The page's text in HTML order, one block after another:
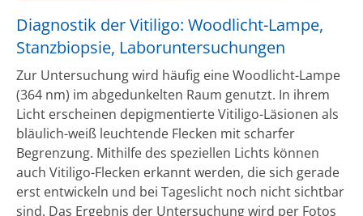
Diagnostik der Vitiligo: Woodlicht-Lampe,
Stanzbiopsie, Laboruntersuchungen
Zur Untersuchung wird häufig eine Woodlicht-Lampe
(364 nm) im abgedunkelten Raum genutzt. In ihrem
Licht erscheinen depigmentierte Vitiligo-Läsionen als
bläulich-weiß leuchtende Flecken mit scharfer
Begrenzung. Mithilfe des speziellen Lichts können
auch Vitiligo-Flecken erkannt werden, die sich gerade
erst entwickeln und bei Tageslicht noch nicht sichtbar
sind. Das Ergebnis der Untersuchung wird per Fotos